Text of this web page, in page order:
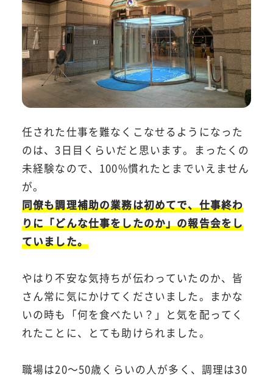
任された仕事を難なくこなせるようになった
のは、3日目くらいだと思います。まったくの
未経験なので、100%慣れたとまでいえません
が。
同僚も調理補助の業務は初めてで、仕事終わ
りに「どんな仕事をしたのか」の報告会をし
ていました。
やはり不安な気持ちが伝わっていたのか、皆
さん常に気にかけてくださいました。まかな
いの時も「何を食べたい？」と気を配ってく
れたことに、とても助けられました。
職場は20～50歳くらいの人が多く、調理は30